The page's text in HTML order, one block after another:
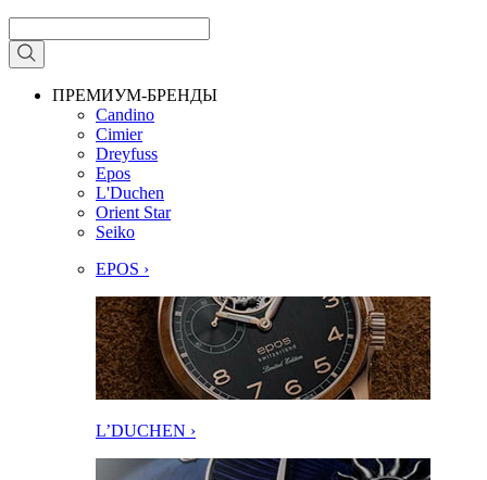
ПРЕМИУМ-БРЕНДЫ
Candino
Cimier
Dreyfuss
Epos
L'Duchen
Orient Star
Seiko
EPOS ›
L’DUCHEN ›